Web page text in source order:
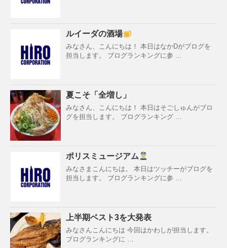
ルイーダの酒場
みなさん、こんにちは！ 本日はなかDがブログを
担当します。 ブログランキングに参 …
夏こそ「全増し」
みなさん、こんにちは！ 本日はそごしゅんがブロ
グを担当します。 ブログランキング …
ポリスミュージアム
みなさまこんにちは。 本日はツッチーがブログを
担当します。 ブログランキングに参 …
上半期ベスト3を大発表
みなさんこんにちは 今回はかわしが担当します。
ブログランキングに …